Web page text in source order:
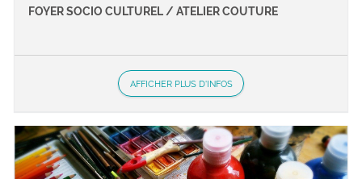
FOYER SOCIO CULTUREL / ATELIER COUTURE
AFFICHER PLUS D'INFOS